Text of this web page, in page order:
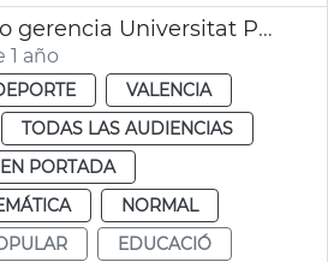
Nombramiento gerencia Universitat Popular València
1 año
VALENCIA
TODAS LAS AUDIENCIAS
EN PORTADA
NORMAL
EDUCACIÓ